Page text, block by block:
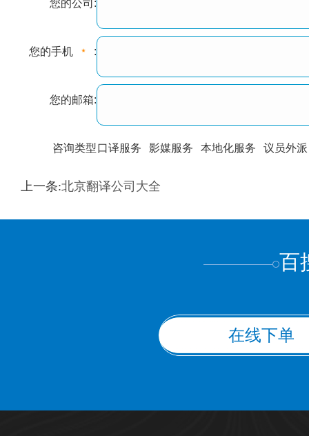
您的公司:
您的手机 :
您的邮箱:
咨询类型口译服务 影媒服务 本地化服务 议员外派
训翻译 标准级
上一条:北京翻译公司大全
百
在线下单